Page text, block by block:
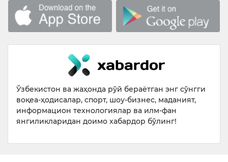
Ўзбекистон ва жаҳонда рўй бераётган энг сўнгги
воқеа-ҳодисалар, спорт, шоу-бизнес, маданият,
информацион технологиялар ва илм-фан
янгиликларидан доимо хабардор бўлинг!